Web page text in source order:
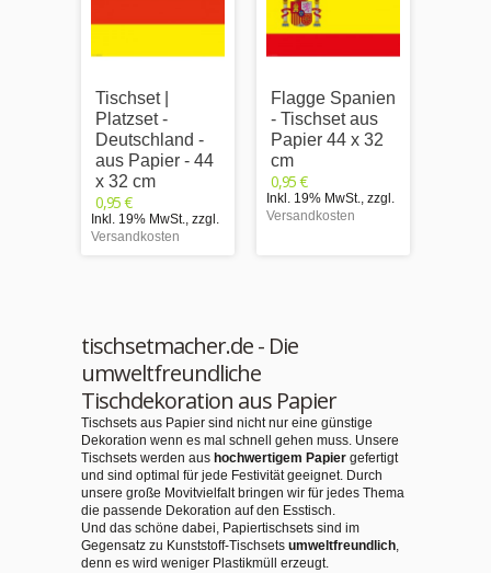
Tischset |
Platzset -
Deutschland -
aus Papier - 44
x 32 cm
0,95 €
Inkl. 19% MwSt., zzgl.
Versandkosten
Flagge Spanien
- Tischset aus
Papier 44 x 32
cm
0,95 €
Inkl. 19% MwSt., zzgl.
Versandkosten
tischsetmacher.de - Die
umweltfreundliche
Tischdekoration aus Papier
Tischsets aus Papier sind nicht nur eine günstige
Dekoration wenn es mal schnell gehen muss. Unsere
Tischsets werden aus hochwertigem Papier gefertigt
und sind optimal für jede Festivität geeignet. Durch
unsere große Movitvielfalt bringen wir für jedes Thema
die passende Dekoration auf den Esstisch.
Und das schöne dabei, Papiertischsets sind im
Gegensatz zu Kunststoff-Tischsets umweltfreundlich,
denn es wird weniger Plastikmüll erzeugt.